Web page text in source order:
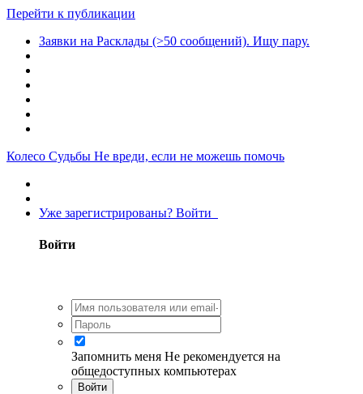
Перейти к публикации
Заявки на Расклады (>50 сообщений). Ищу пару.
Колесо Судьбы Не вреди, если не можешь помочь
Уже зарегистрированы? Войти
Войти
Запомнить меня Не рекомендуется на
общедоступных компьютерах
Войти